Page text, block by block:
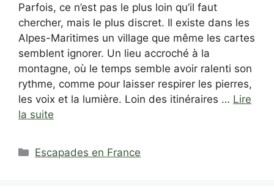
Parfois, ce n’est pas le plus loin qu’il faut
chercher, mais le plus discret. Il existe dans les
Alpes-Maritimes un village que même les cartes
semblent ignorer. Un lieu accroché à la
montagne, où le temps semble avoir ralenti son
rythme, comme pour laisser respirer les pierres,
les voix et la lumière. Loin des itinéraires … Lire
la suite
Catégories
Escapades en France